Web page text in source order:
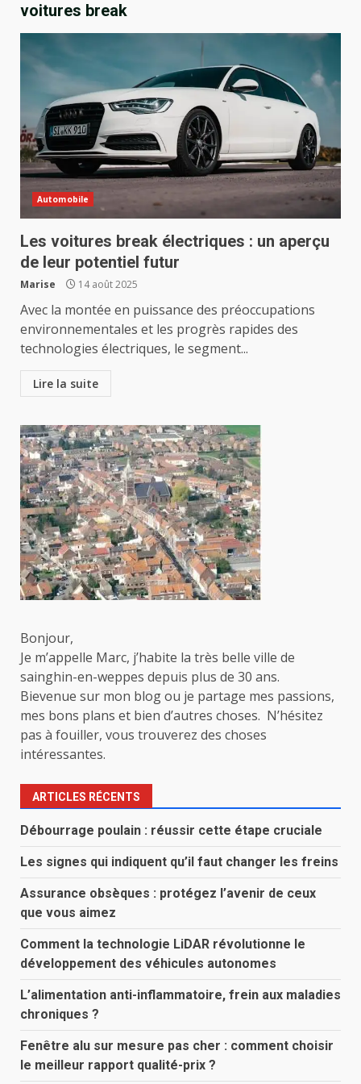
voitures break
Automobile
Les voitures break électriques : un aperçu
de leur potentiel futur
Marise 14 août 2025
Avec la montée en puissance des préoccupations
environnementales et les progrès rapides des
technologies électriques, le segment...
Lire la suite
Bonjour,
Je m’appelle Marc, j’habite la très belle ville de
sainghin-en-weppes depuis plus de 30 ans.
Bievenue sur mon blog ou je partage mes passions,
mes bons plans et bien d’autres choses. N’hésitez
pas à fouiller, vous trouverez des choses
intéressantes.
ARTICLES RÉCENTS
Débourrage poulain : réussir cette étape cruciale
Les signes qui indiquent qu’il faut changer les freins
Assurance obsèques : protégez l’avenir de ceux
que vous aimez
Comment la technologie LiDAR révolutionne le
développement des véhicules autonomes
L’alimentation anti-inflammatoire, frein aux maladies
chroniques ?
Fenêtre alu sur mesure pas cher : comment choisir
le meilleur rapport qualité-prix ?